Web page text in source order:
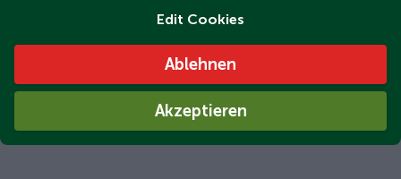
Edit Cookies
Ablehnen
Akzeptieren